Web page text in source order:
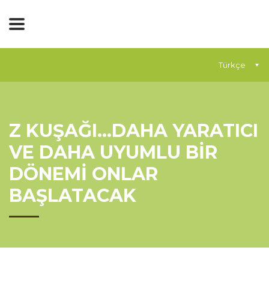
Türkçe
Z KUŞAĞI…DAHA YARATICI
VE DAHA UYUMLU BİR
DÖNEMİ ONLAR
BAŞLATACAK